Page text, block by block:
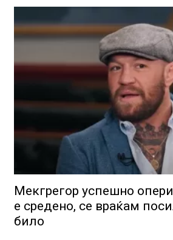
Мекгрегор успешно
е средено, се враќам
било